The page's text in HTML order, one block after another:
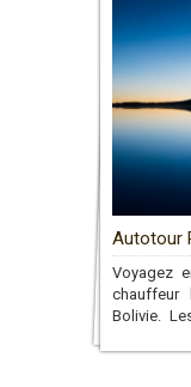
Autotour
Voyagez
chauffeur
Bolivie.
chauffeur